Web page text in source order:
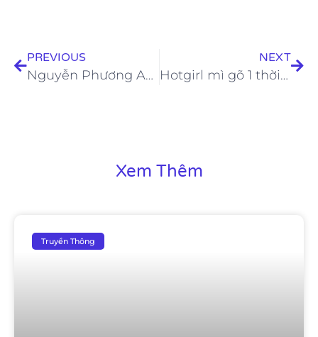
PREVIOUS
Nguyễn Phương Anh – Từ người đẹp quyến rũ đến người lan toả những thông điệp tích cực
NEXT
Hotgirl mì gõ 1 thời Tăng Thiên Kim tạo dáng gợi cảm trên giường
Xem Thêm
Truyền Thông